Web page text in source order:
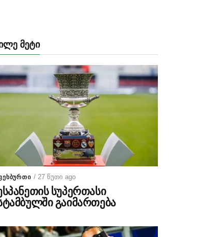
ᲛᲔᲢᲘ
/ 27 წუთი ago
სუპერთასი
გაიმართება